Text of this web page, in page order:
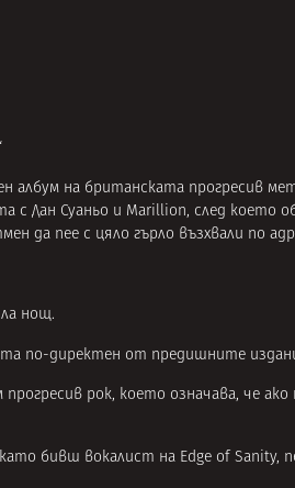
албум на британската прогресив
Дан Суаньо и Marillion, след което
да пее с цяло гърло възхвали по
нощ.
по-директен от предишните
рок, което означава, че ако
бивш вокалист на Edge of Sanity,